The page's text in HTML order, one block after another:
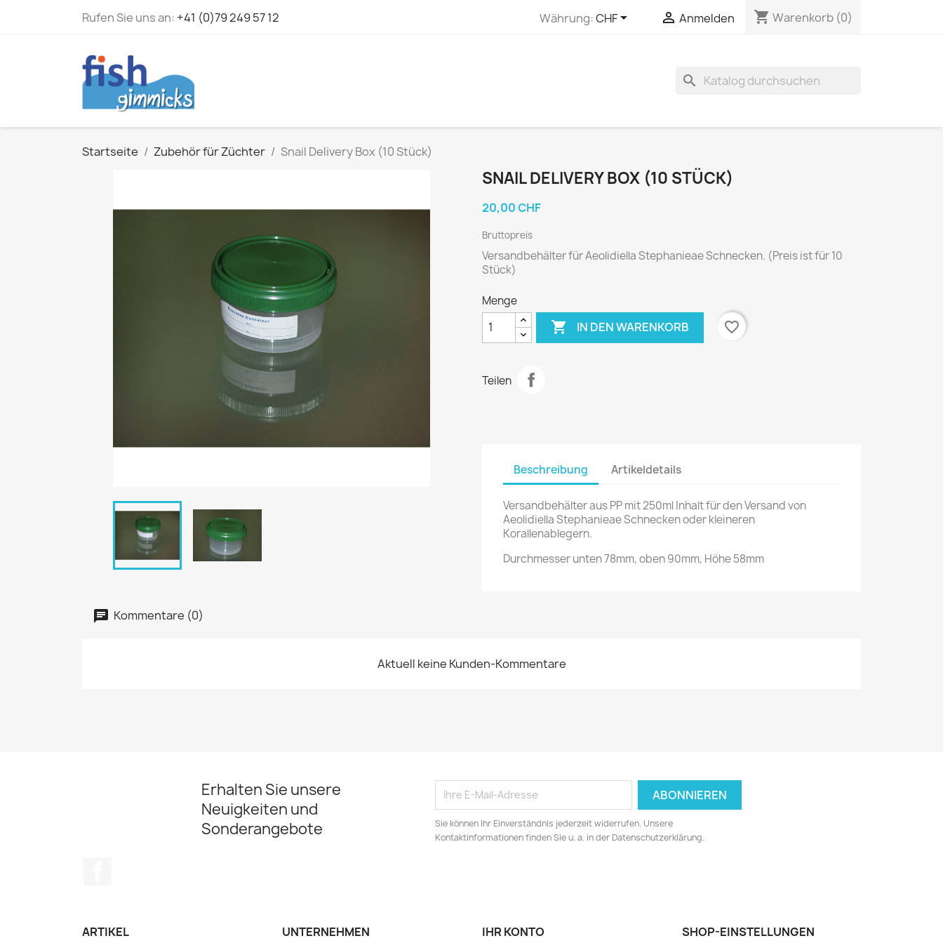
Rufen Sie uns an: +41 (0)79 249 57 12 Währung:CHF  Anmelden shopping_cart Warenkorb (0)
search
Startseite Zubehör für Züchter Snail Delivery Box (10 Stück)
SNAIL DELIVERY BOX (10 STÜCK)
20,00 CHF
Bruttopreis
Versandbehälter für Aeolidiella Stephanieae Schnecken. (Preis ist für 10
Stück)
Menge
 IN DEN WARENKORB favorite_border
Teilen
Beschreibung Artikeldetails
Versandbehälter aus PP mit 250ml Inhalt für den Versand von
Aeolidiella Stephanieae Schnecken oder kleineren
Korallenablegern.
Durchmesser unten 78mm, oben 90mm, Höhe 58mm
Kommentare (0)
Aktuell keine Kunden-Kommentare
Erhalten Sie unsere
Neuigkeiten und
Sonderangebote
Sie können Ihr Einverständnis jederzeit widerrufen. Unsere
Kontaktinformationen finden Sie u. a. in der Datenschutzerklärung.
ARTIKEL UNTERNEHMEN IHR KONTO SHOP-EINSTELLUNGEN